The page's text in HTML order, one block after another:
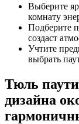
Выберите
комнату
Подберите
создаст
Учтите
выбрать
Тюль
дизайна